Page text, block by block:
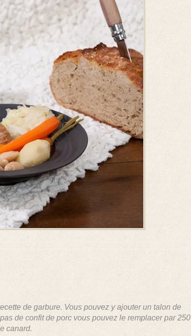
de garbure. Vous pouvez y ajouter un talon de
de confit de porc vous pouvez le remplacer par 250
canard.